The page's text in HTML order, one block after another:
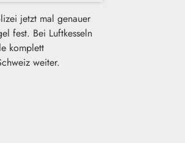
jetzt mal genauer
fest. Bei Luftkesseln
komplett
weiter.